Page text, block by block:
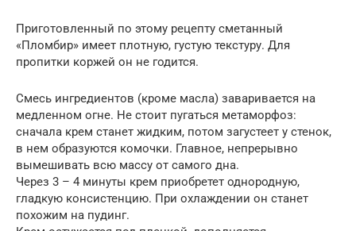
Приготовленный по этому рецепту сметанный
«Пломбир» имеет плотную, густую текстуру. Для
пропитки коржей он не годится.
Смесь ингредиентов (кроме масла) заваривается на
медленном огне. Не стоит пугаться метаморфоз:
сначала крем станет жидким, потом загустеет у стенок,
в нем образуются комочки. Главное, непрерывно
вымешивать всю массу от самого дна.
Через 3 – 4 минуты крем приобретет однородную,
гладкую консистенцию. При охлаждении он станет
похожим на пудинг.